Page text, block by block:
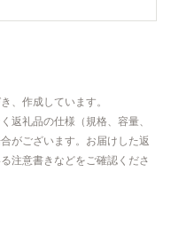
、作成しています。
返礼品の仕様（規格、容量、
がございます。お届けした返
注意書きなどをご確認くださ